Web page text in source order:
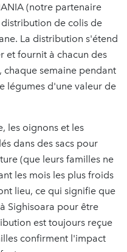
(notre partenaire
de colis de
La distribution s'étend
et fournit à chacun des
chaque semaine pendant
légumes d'une valeur de
les oignons et les
dans des sacs pour
(que leurs familles ne
les mois les plus froids
lieu, ce qui signifie que
Sighisoara pour être
est toujours reçue
confirment l'impact